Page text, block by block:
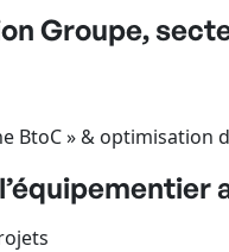
Groupe,
BtoC » & optimisation